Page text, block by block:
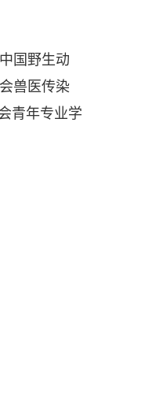
国野生动
兽医传染
青年专业学